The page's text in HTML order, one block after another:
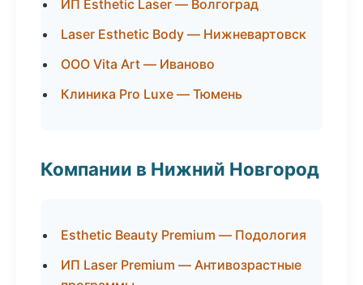
ИП Esthetic Laser — Волгоград
Laser Esthetic Body — Нижневартовск
ООО Vita Art — Иваново
Клиника Pro Luxe — Тюмень
Компании в Нижний Новгород
Esthetic Beauty Premium — Подология
ИП Laser Premium — Антивозрастные